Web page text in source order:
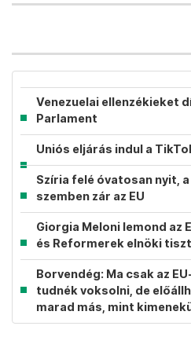
a tüntetőket, vagy az ő
hosszan elhúzódó
majd. Ez utóbbi a legtöbb
ellenzékben lévő
malmára hajthatja a vizet.
Venezuelai ellenzékieket